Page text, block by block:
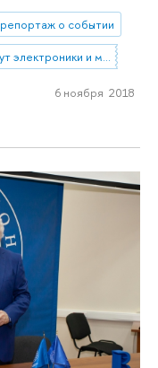
репортаж о событии
Московский институт электроники и математики им. А.Н. Тихонова
6 ноября 2018